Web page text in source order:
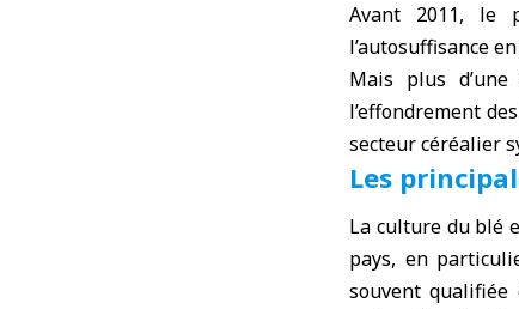
Avant 2011, le
l’autosuffisance
Mais plus
l’effondrement
secteur céréalier
Les
La culture du blé
pays, en
souvent